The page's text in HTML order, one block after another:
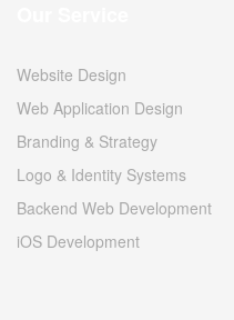
Website Design
Web Application Design
Branding & Strategy
Logo & Identity Systems
Backend Web Development
iOS Development